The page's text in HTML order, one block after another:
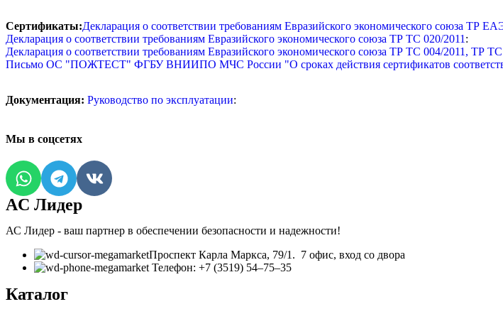
Сертификаты:Декларация о соответствии требованиям Евразийского экономического союза ТР
Декларация о соответствии требованиям Евразийского экономического союза ТР ТС 020/2011 :
Декларация о соответствии требованиям Евразийского экономического союза ТР ТС 004/2011, ТР ТС
Письмо ОС "ПОЖТЕСТ" ФГБУ ВНИИПО МЧС России "О сроках действия сертификатов
Документация: Руководство по эксплуатации:
Мы в соцсетях
AC Лидер
АС Лидер - ваш партнер в обеспечении безопасности и надежности!
​Проспект Карла Маркса, 79/1. 7 офис, вход со двора
Телефон: +7 (3519) 54‒75‒35
Каталог